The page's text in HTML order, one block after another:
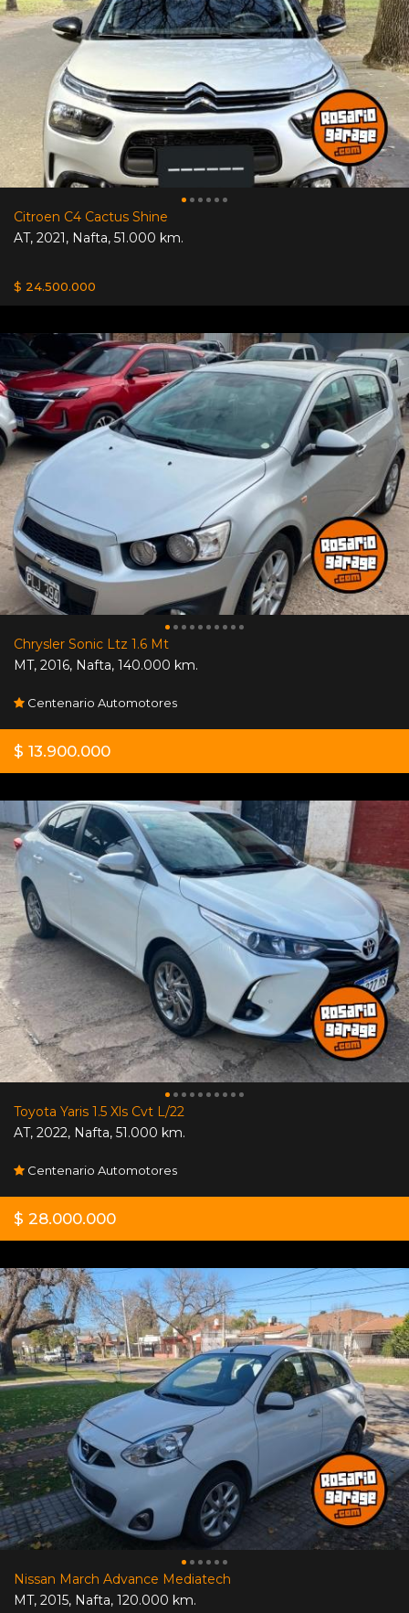
Citroen C4 Cactus Shine
AT, 2021, Nafta, 51.000 km.
$ 24.500.000
Chrysler Sonic Ltz 1.6 Mt
MT, 2016, Nafta, 140.000 km.
Centenario Automotores
$ 13.900.000
Toyota Yaris 1.5 Xls Cvt L/22
AT, 2022, Nafta, 51.000 km.
Centenario Automotores
$ 28.000.000
Nissan March Advance Mediatech
MT, 2015, Nafta, 120.000 km.